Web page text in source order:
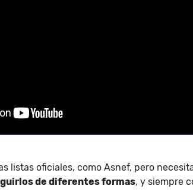
listas oficiales, como Asnef, pero
de diferentes formas, y siempre